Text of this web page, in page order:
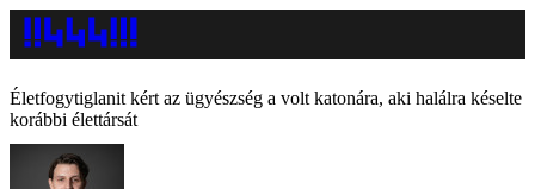
Életfogytiglanit kért az ügyészség a volt katonára, aki halálra késelte
korábbi élettársát